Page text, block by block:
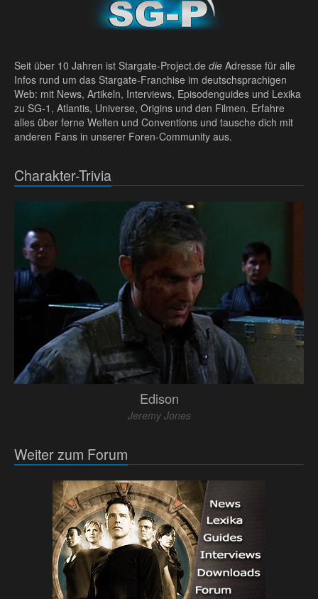
Seit über 10 Jahren ist Stargate-Project.de die Adresse für alle
Infos rund um das Stargate-Franchise im deutschsprachigen
Web: mit News, Artikeln, Interviews, Episodenguides und Lexika
zu SG-1, Atlantis, Universe, Origins und den Filmen. Erfahre
alles über ferne Welten und Conventions und tausche dich mit
anderen Fans in unserer Foren-Community aus.
Charakter-Trivia
Edison
Jeremy Jones
Weiter zum Forum